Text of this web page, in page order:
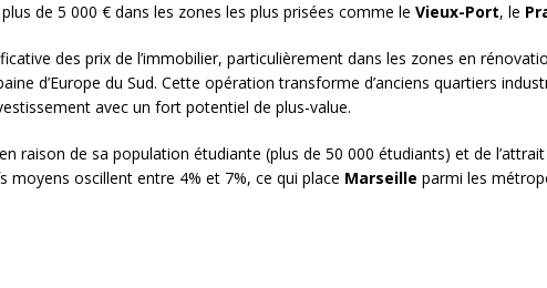
de 5 000 € dans les zones les plus prisées comme le Vieux-Port, le
des prix de l’immobilier, particulièrement dans les zones en
d’Europe du Sud. Cette opération transforme d’anciens quartiers
avec un fort potentiel de plus-value.
raison de sa population étudiante (plus de 50 000 étudiants) et de
oscillent entre 4% et 7%, ce qui place Marseille parmi les